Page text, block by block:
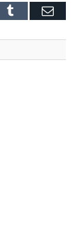
Tumblr E-